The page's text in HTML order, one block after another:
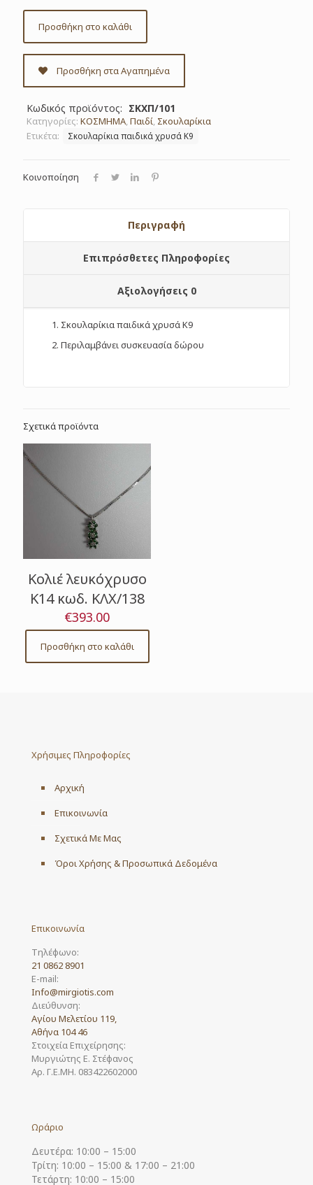
Προσθήκη στο καλάθι
Προσθήκη στα Αγαπημένα
Κωδικός προϊόντος: ΣΚΧΠ/101
Κατηγορίες: ΚΟΣΜΗΜΑ,Παιδί, Σκουλαρίκια
Ετικέτα:
Σκουλαρίκια παιδικά χρυσά Κ9
Κοινοποίηση
Περιγραφή
Επιπρόσθετες Πληροφορίες
Αξιολογήσεις 0
Σκουλαρίκια παιδικά χρυσά Κ9
Περιλαμβάνει συσκευασία δώρου
Σχετικά προϊόντα
Κολιέ λευκόχρυσο
Κ14 κωδ. ΚΛΧ/138
€393.00
Προσθήκη στο καλάθι
Χρήσιμες Πληροφορίες
Αρχική
Επικοινωνία
Σχετικά Με Μας
Όροι Χρήσης & Προσωπικά Δεδομένα
Επικοινωνία
Τηλέφωνο:
21 0862 8901
E-mail:
Info@mirgiotis.com
Διεύθυνση:
Αγίου Μελετίου 119,
Αθήνα 104 46
Στοιχεία Επιχείρησης:
Μυργιώτης Ε. Στέφανος
Αρ. Γ.Ε.ΜΗ. 083422602000
Ωράριο
Δευτέρα: 10:00 – 15:00
Τρίτη: 10:00 – 15:00 & 17:00 – 21:00
Τετάρτη: 10:00 – 15:00